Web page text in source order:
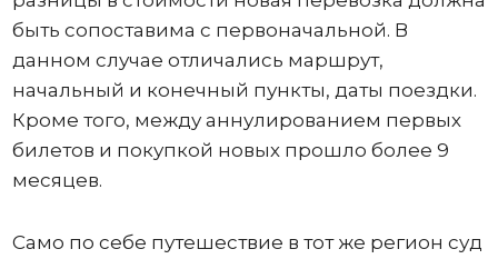
быть сопоставима с первоначальной. В
данном случае отличались маршрут,
начальный и конечный пункты, даты поездки.
Кроме того, между аннулированием первых
билетов и покупкой новых прошло более 9
месяцев.
Само по себе путешествие в тот же регион суд